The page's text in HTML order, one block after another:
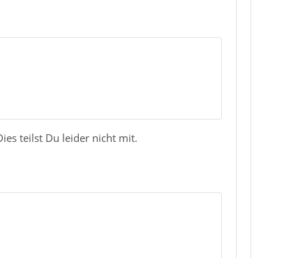
teilst Du leider nicht mit.